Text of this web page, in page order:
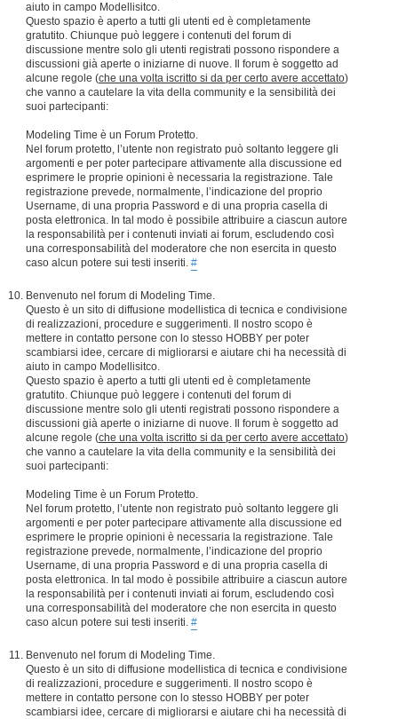
aiuto in campo Modellisitco.
Questo spazio è aperto a tutti gli utenti ed è completamente
gratutito. Chiunque può leggere i contenuti del forum di
discussione mentre solo gli utenti registrati possono rispondere a
discussioni già aperte o iniziarne di nuove. Il forum è soggetto ad
alcune regole (che una volta iscritto si da per certo avere accettato)
che vanno a cautelare la vita della community e la sensibilità dei
suoi partecipanti:
Modeling Time è un Forum Protetto.
Nel forum protetto, l’utente non registrato può soltanto leggere gli
argomenti e per poter partecipare attivamente alla discussione ed
esprimere le proprie opinioni è necessaria la registrazione. Tale
registrazione prevede, normalmente, l’indicazione del proprio
Username, di una propria Password e di una propria casella di
posta elettronica. In tal modo è possibile attribuire a ciascun autore
la responsabilità per i contenuti inviati ai forum, escludendo così
una corresponsabilità del moderatore che non esercita in questo
caso alcun potere sui testi inseriti. #
Benvenuto nel forum di Modeling Time.
Questo è un sito di diffusione modellistica di tecnica e condivisione
di realizzazioni, procedure e suggerimenti. Il nostro scopo è
mettere in contatto persone con lo stesso HOBBY per poter
scambiarsi idee, cercare di migliorarsi e aiutare chi ha necessità di
aiuto in campo Modellisitco.
Questo spazio è aperto a tutti gli utenti ed è completamente
gratutito. Chiunque può leggere i contenuti del forum di
discussione mentre solo gli utenti registrati possono rispondere a
discussioni già aperte o iniziarne di nuove. Il forum è soggetto ad
alcune regole (che una volta iscritto si da per certo avere accettato)
che vanno a cautelare la vita della community e la sensibilità dei
suoi partecipanti:
Modeling Time è un Forum Protetto.
Nel forum protetto, l’utente non registrato può soltanto leggere gli
argomenti e per poter partecipare attivamente alla discussione ed
esprimere le proprie opinioni è necessaria la registrazione. Tale
registrazione prevede, normalmente, l’indicazione del proprio
Username, di una propria Password e di una propria casella di
posta elettronica. In tal modo è possibile attribuire a ciascun autore
la responsabilità per i contenuti inviati ai forum, escludendo così
una corresponsabilità del moderatore che non esercita in questo
caso alcun potere sui testi inseriti. #
Benvenuto nel forum di Modeling Time.
Questo è un sito di diffusione modellistica di tecnica e condivisione
di realizzazioni, procedure e suggerimenti. Il nostro scopo è
mettere in contatto persone con lo stesso HOBBY per poter
scambiarsi idee, cercare di migliorarsi e aiutare chi ha necessità di